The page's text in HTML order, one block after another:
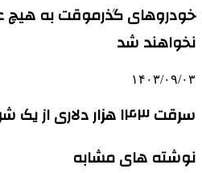
خودروهای گذرموقت به هیچ
نخواهند شد
۱۴۰۳/۰۹/۰۳
سرقت ۱۴۳ هزار دلاری از یک شرکت خصوصی
نوشته های مشابه